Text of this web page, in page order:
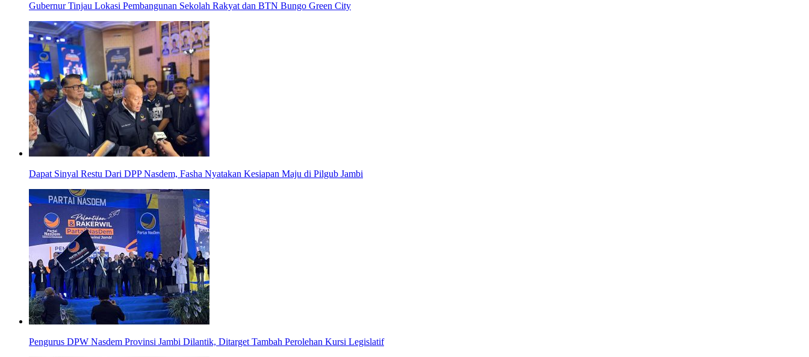
Gubernur Tinjau Lokasi Pembangunan Sekolah Rakyat dan BTN Bungo Green City
Dapat Sinyal Restu Dari DPP Nasdem, Fasha Nyatakan Kesiapan Maju di Pilgub Jambi
Pengurus DPW Nasdem Provinsi Jambi Dilantik, Ditarget Tambah Perolehan Kursi Legislatif